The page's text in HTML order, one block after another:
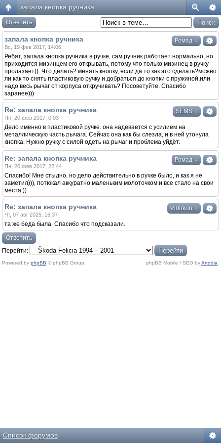
запала кнопка ручника
Ответить
Ромад ↓
запала кнопка ручника
Вс, 19 фев 2017, 14:06
Ребят, запала кнопка ручника в ручке, сам ручник работает нормально, но
приходится мизинцем его открывать, потому что только мизинец в ручку
пролазает)). Что делать? менять кнопку, если да то как это сделать?можно
ли как то снять пластиковую ручку и добраться до кнопки с пружиной,или
надо весь рычаг от корпуса откручивать? Посоветуйте. Спасибо
заранее)))
SEMS ↓
Re: запала кнопка ручника
Пн, 20 фев 2017, 0:03
Дело именно в пластиковой ручке. она надевается с усилием на
металлическую часть рычага. Сейчас она как бы слезла, и в ней утонула
кнопка. Нужно ручку с силой одеть на рычаг и проблема уйдёт.
Ромад ↓
Re: запала кнопка ручника
Пн, 20 фев 2017, 22:44
Спасибо! Мне стыдно, но дело действительно в ручке было, и как я не
заметил))), потюкал аккуратно маленьким молоточком и все стало на свои
места.))
Virtukon ↓
Re: запала кнопка ручника
Чт, 07 авг 2025, 16:37
та же беда была. Спасибо что подсказали.
Ответить
Перейти:
Powered by phpBB © phpBB Group. phpBB Mobile / SEO byArtodia
Список форумов